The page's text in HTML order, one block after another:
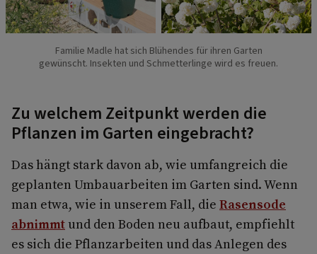
Familie Madle hat sich Blühendes für ihren Garten
gewünscht. Insekten und Schmetterlinge wird es freuen.
Zu welchem Zeitpunkt werden die
Pflanzen im Garten eingebracht?
Das hängt stark davon ab, wie umfangreich die
geplanten Umbauarbeiten im Garten sind. Wenn
man etwa, wie in unserem Fall, die Rasensode
abnimmt und den Boden neu aufbaut, empfiehlt
es sich die Pflanzarbeiten und das Anlegen des